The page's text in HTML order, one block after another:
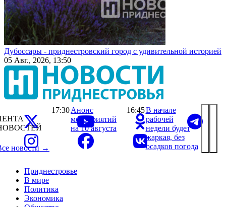
Дубоссары - приднестровский город с удивительной историей
05 Авг., 2026, 13:50
Приднестровье
В мире
Политика
Экономика
новости →
17:30Анонс
мероприятий
на 10 августа
16:45В начале
рабочей
недели будет
жаркая, без
осадков погода